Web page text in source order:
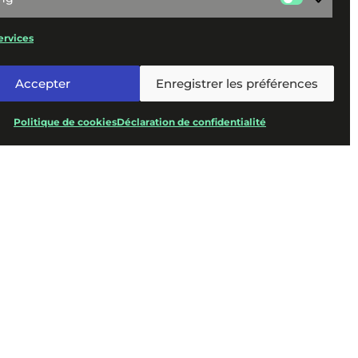
Accepter Enregistrer les préférences
Politique de cookiesDéclaration de confidentialité